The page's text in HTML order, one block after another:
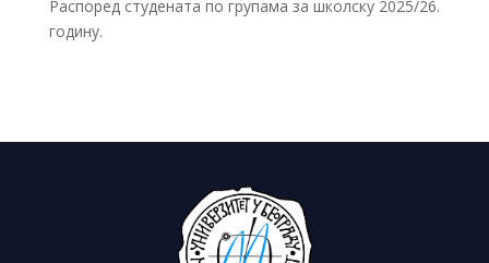
Распоред студената по групама за школску 2025/26.
годину.